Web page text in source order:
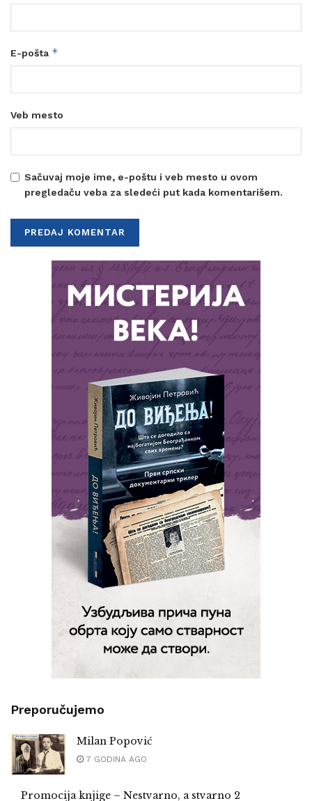
E-pošta *
Veb mesto
Sačuvaj moje ime, e-poštu i veb mesto u ovom
pregledaču veba za sledeći put kada komentarišem.
Preporučujemo
Milan Popović
7 GODINA AGO
Promocija knjige – Nestvarno, a stvarno 2